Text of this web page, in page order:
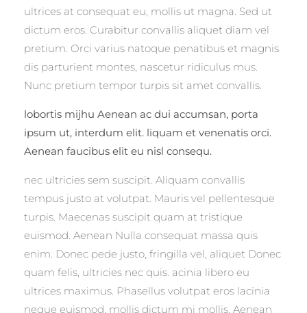
ultrices at consequat eu, mollis ut magna. Sed ut
dictum eros. Curabitur convallis aliquet diam vel
pretium. Orci varius natoque penatibus et magnis
dis parturient montes, nascetur ridiculus mus.
Nunc pretium tempor turpis sit amet convallis.
lobortis mijhu Aenean ac dui accumsan, porta
ipsum ut, interdum elit. liquam et venenatis orci.
Aenean faucibus elit eu nisl consequ.
nec ultricies sem suscipit. Aliquam convallis
tempus justo at volutpat. Mauris vel pellentesque
turpis. Maecenas suscipit quam at tristique
euismod. Aenean Nulla consequat massa quis
enim. Donec pede justo, fringilla vel, aliquet Donec
quam felis, ultricies nec quis. acinia libero eu
ultrices maximus. Phasellus volutpat eros lacinia
neque euismod, mollis dictum mi mollis. Aenean